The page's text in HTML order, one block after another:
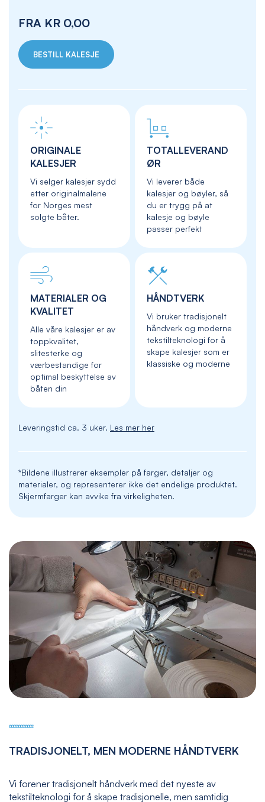
FRA KR 0,00
BESTILL KALESJE
ORIGINALE
KALESJER
Vi selger kalesjer sydd
etter originalmalene
for Norges mest
solgte båter.
TOTALLEVERAND
ØR
Vi leverer både
kalesjer og bøyler, så
du er trygg på at
kalesje og bøyle
passer perfekt
MATERIALER OG
KVALITET
Alle våre kalesjer er av
toppkvalitet,
slitesterke og
værbestandige for
optimal beskyttelse av
båten din
HÅNDTVERK
Vi bruker tradisjonelt
håndverk og moderne
tekstilteknologi for å
skape kalesjer som er
klassiske og moderne
Leveringstid ca. 3 uker. Les mer her
*Bildene illustrerer eksempler på farger, detaljer og
materialer, og representerer ikke det endelige produktet.
Skjermfarger kan avvike fra virkeligheten.
TRADISJONELT, MEN MODERNE HÅNDTVERK
Vi forener tradisjonelt håndverk med det nyeste av
tekstilteknologi for å skape tradisjonelle, men samtidig